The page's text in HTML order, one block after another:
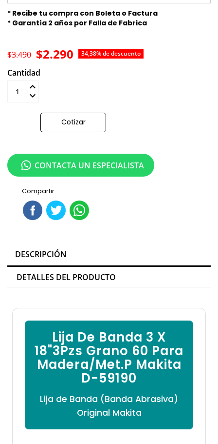
* Recibe tu compra con Boleta o Factura
* Garantía 2 años por Falla de Fabrica
$2.290 34,38% de descuento
$3.490
Cantidad
Cotizar
Compartir
CONTACTA UN ESPECIALISTA
DESCRIPCIÓN
DETALLES DEL PRODUCTO
Lija De Banda 3 X
18"3Pzs Grano 60 Para
Madera/Met.P Makita
D-59190
Lija de Banda (Banda Abrasiva)
Original Makita